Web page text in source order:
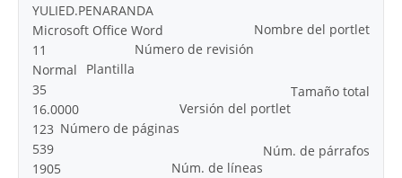
YULIED.PENARANDA
Nombre del portlet
Microsoft Office Word
Número de revisión
11
Plantilla
Normal
Tamaño total
35
Versión del portlet
16.0000
Número de páginas
123
Núm. de párrafos
539
Núm. de líneas
1905